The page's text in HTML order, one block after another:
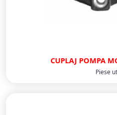
CUPLAJ POMPA
Piese